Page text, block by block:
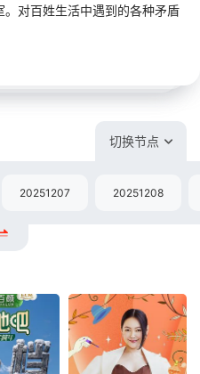
。对百姓生活中遇到的各种矛盾
切换节点
20251207 20251208